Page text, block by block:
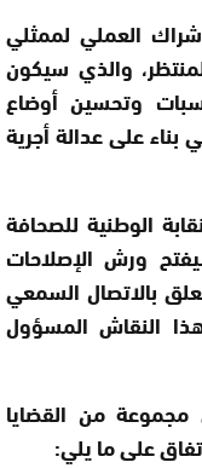
العملي لممثلي
والذي سيكون
وتحسين أوضاع
على عدالة أجرية
الوطنية للصحافة
ورش الإصلاحات
القانون رقم 77.03 المتعلق بالاتصال السمعي
النقاش المسؤول
مجموعة من القضايا
على ما يلي: